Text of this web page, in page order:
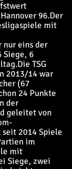
96.Der
mit
nur eins der
Siege, 6
Die TSG
2013/14 war
(67
24 Punkte
der
geleitet von
2014 Spiele
im
mit
Siege, zwei